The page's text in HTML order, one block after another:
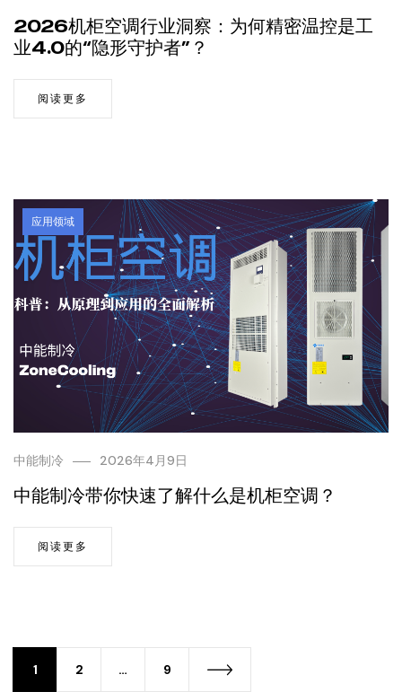
2026机柜空调行业洞察：为何精密温控是工
业4.0的“隐形守护者”？
阅读更多
应用领域
中能制冷 2026年4月9日
中能制冷带你快速了解什么是机柜空调？
阅读更多
1 2 … 9